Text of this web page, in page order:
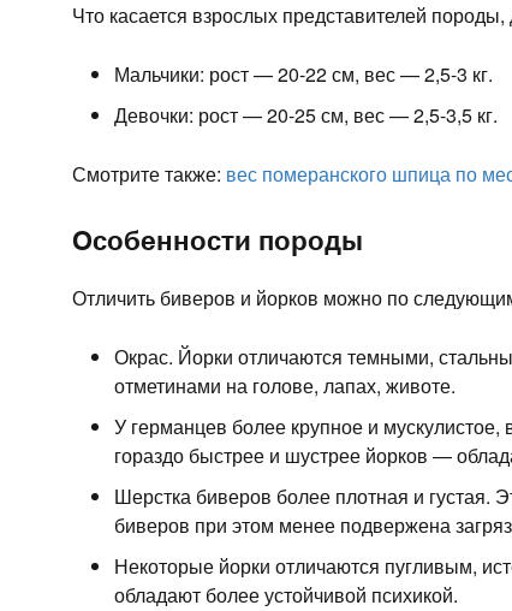
Что касается взрослых представителей
Мальчики: рост — 20-22 см, вес — 2,5-3 кг.
Девочки: рост — 20-25 см, вес — 2,5-3,5 кг.
Смотрите также: вес померанского шпица по
Особенности породы
Отличить биверов и йорков можно по
Окрас. Йорки отличаются темными,
отметинами на голове, лапах, животе.
У германцев более крупное и
гораздо быстрее и шустрее йорков —
Шерстка биверов более плотная и густая.
биверов при этом менее подвержена
Некоторые йорки отличаются пугливым,
обладают более устойчивой психикой.